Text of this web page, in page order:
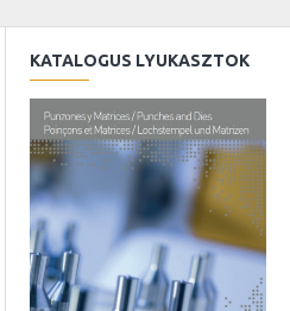
KATALOGUS LYUKASZTOK